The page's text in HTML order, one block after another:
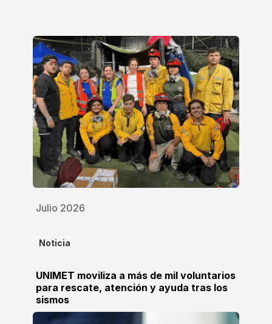
Julio 2026
Noticia
UNIMET moviliza a más de mil voluntarios
para rescate, atención y ayuda tras los
sismos